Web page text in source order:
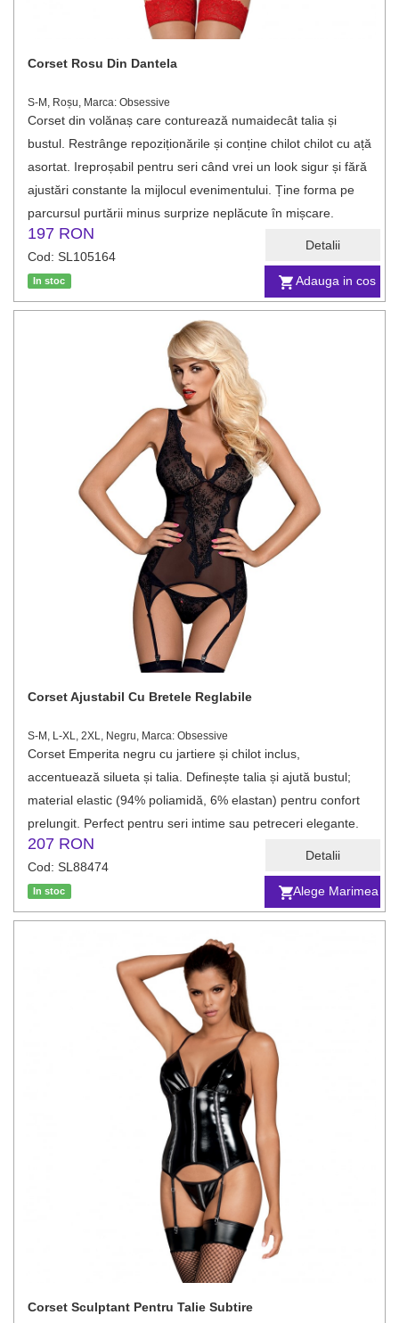
Adauga in cos
Detalii
Corset Rosu Din Dantela
S-M, Roșu, Marca: Obsessive
Corset din volănaș care conturează numaidecât talia și
bustul. Restrânge repoziționările și conține chilot chilot cu ață
asortat. Ireproșabil pentru seri când vrei un look sigur și fără
ajustări constante la mijlocul evenimentului. Ține forma pe
parcursul purtării minus surprize neplăcute în mișcare.
197 RON
Cod: SL105164
In stoc
Alege Marimea
Detalii
Corset Ajustabil Cu Bretele Reglabile
S-M, L-XL, 2XL, Negru, Marca: Obsessive
Corset Emperita negru cu jartiere și chilot inclus,
accentuează silueta și talia. Definește talia și ajută bustul;
material elastic (94% poliamidă, 6% elastan) pentru confort
prelungit. Perfect pentru seri intime sau petreceri elegante.
207 RON
Cod: SL88474
In stoc
Corset Sculptant Pentru Talie Subtire